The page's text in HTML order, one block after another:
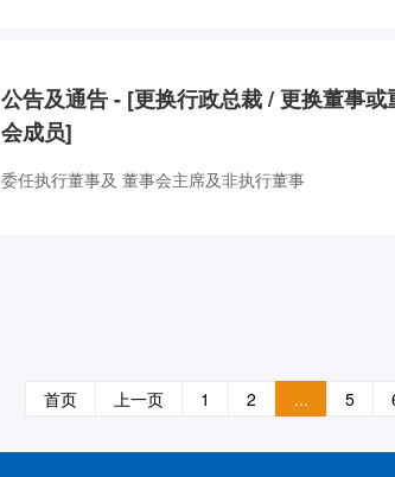
公告及通告 - [更换行政总裁 / 更换董事
会成员]
委任执行董事及 董事会主席及非执行董事
首页 上一页 1 2 ... 5